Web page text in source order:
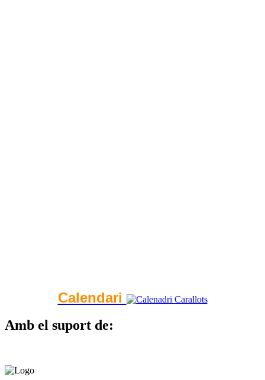
Calendari
Amb el suport de: